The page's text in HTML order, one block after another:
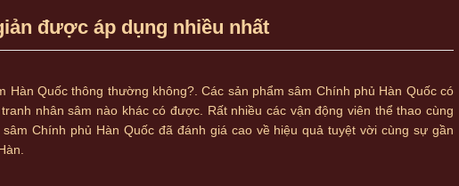
được áp dụng nhiều nhất
Hàn Quốc thông thường không?. Các sản phẩm sâm Chính phủ Hàn Quốc có
nhân sâm nào khác có được. Rất nhiều các vận động viên thể thao cùng
Chính phủ Hàn Quốc đã đánh giá cao về hiệu quả tuyệt vời cùng sự gần